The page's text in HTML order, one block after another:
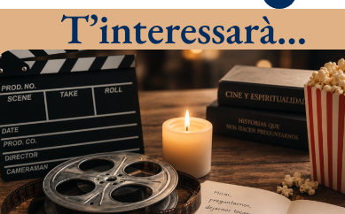
T’interessarà…